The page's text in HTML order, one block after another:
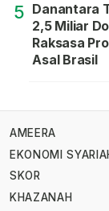
5 Danantara
2,5 Miliar
Raksasa
Asal Brasil
AMEERA
EKONOMI
SKOR
KHAZANAH